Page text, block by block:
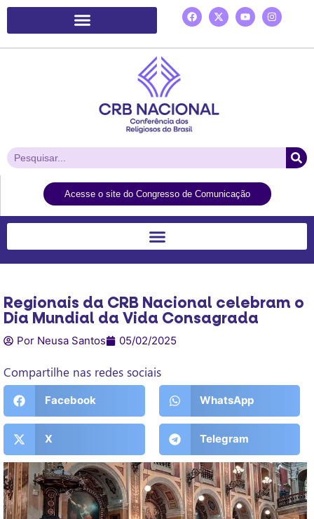
Acesse o site do Congresso de Comunicação
Regionais da CRB Nacional celebram o
Dia Mundial da Vida Consagrada
Por Neusa Santos 05/02/2025
Compartilhe nas redes sociais
Facebook WhatsApp
X Telegram